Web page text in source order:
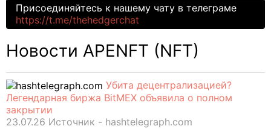
Присоединяйтесь к нашему чату в телеграме
https://t.me/thehedgerchat
Новости APENFT (NFT)
Убита децентрализацией?
Легендарная биржа BitMEX объявила о полном
закрытии
23.07.26 Источник - hashtelegraph.com